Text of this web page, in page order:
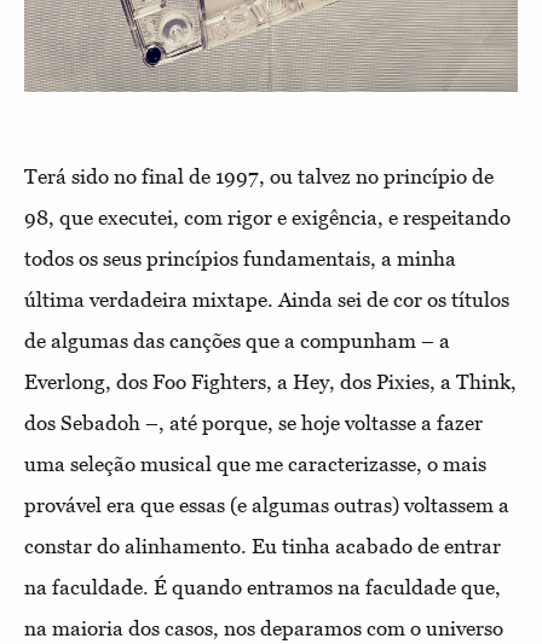
Terá sido no final de 1997, ou talvez no princípio de
98, que executei, com rigor e exigência, e respeitando
todos os seus princípios fundamentais, a minha
última verdadeira mixtape. Ainda sei de cor os títulos
de algumas das canções que a compunham – a
Everlong, dos Foo Fighters, a Hey, dos Pixies, a Think,
dos Sebadoh –, até porque, se hoje voltasse a fazer
uma seleção musical que me caracterizasse, o mais
provável era que essas (e algumas outras) voltassem a
constar do alinhamento. Eu tinha acabado de entrar
na faculdade. É quando entramos na faculdade que,
na maioria dos casos, nos deparamos com o universo